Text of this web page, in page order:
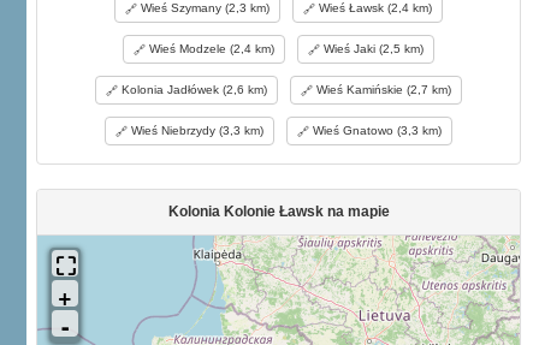
Wieś Szymany (2,3 km) Wieś Ławsk (2,4 km)
Wieś Modzele (2,4 km) Wieś Jaki (2,5 km)
Kolonia Jadłówek (2,6 km) Wieś Kamińskie (2,7 km)
Wieś Niebrzydy (3,3 km) Wieś Gnatowo (3,3 km)
Kolonia Kolonie Ławsk na mapie